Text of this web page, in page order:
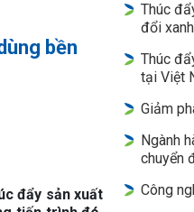
bền
đẩy sản xuất
Thúc
đổi xanh
Thúc
tại Việt
Giảm
Ngành
chuyển
Công